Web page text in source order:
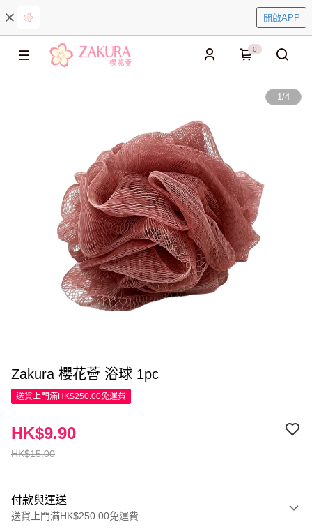
開啟APP
0
1/4
Zakura 櫻花薈 浴球 1pc
送貨上門滿HK$250.00免運費
HK$15.00
HK$9.90
付款與運送
送貨上門滿HK$250.00免運費